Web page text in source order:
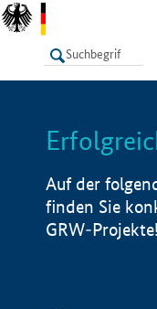
LISTE
Auf der
finden Sie
GRW-Projekte!